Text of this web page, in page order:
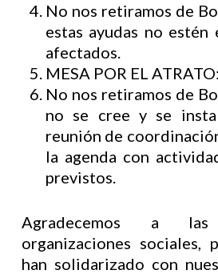
No nos retiramos de
estas ayudas no estén
afectados.
MESA POR EL ATRATO:
No nos retiramos de
no se cree y se
reunión de
la agenda con
previstos.
Agradecemos a las
organizaciones sociales,
han solidarizado con